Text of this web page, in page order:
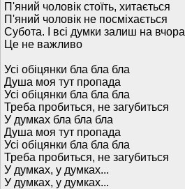
П'яний чоловік стоїть, хитається
П'яний чоловік не посміхається
Субота. І всі думки залиш на вчора
Це не важливо
Усі обіцянки бла бла бла
Душа моя тут пропада
Усі обіцянки бла бла бла
Треба пробиться, не загубиться
У думках бла бла бла
Душа моя тут пропада
Усі обіцянки бла бла бла
Треба пробиться, не загубиться
У думках, у думках...
У думках, у думках...